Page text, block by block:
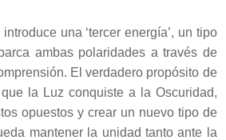
una ‘tercer energía’, un tipo
ambas polaridades a través de
El verdadero propósito de
la Luz conquiste a la Oscuridad,
opuestos y crear un nuevo tipo de
mantener la unidad tanto ante la